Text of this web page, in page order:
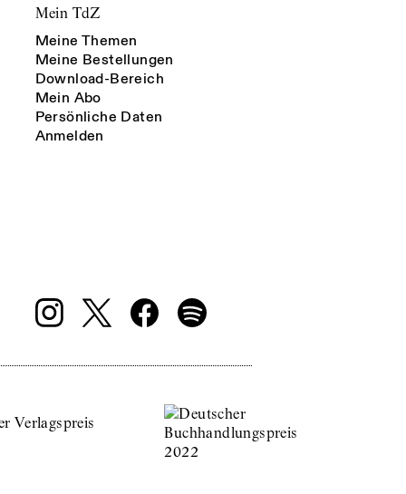
Mein TdZ
Meine Themen
Meine Bestellungen
Download-Bereich
Mein Abo
Persönliche Daten
Anmelden